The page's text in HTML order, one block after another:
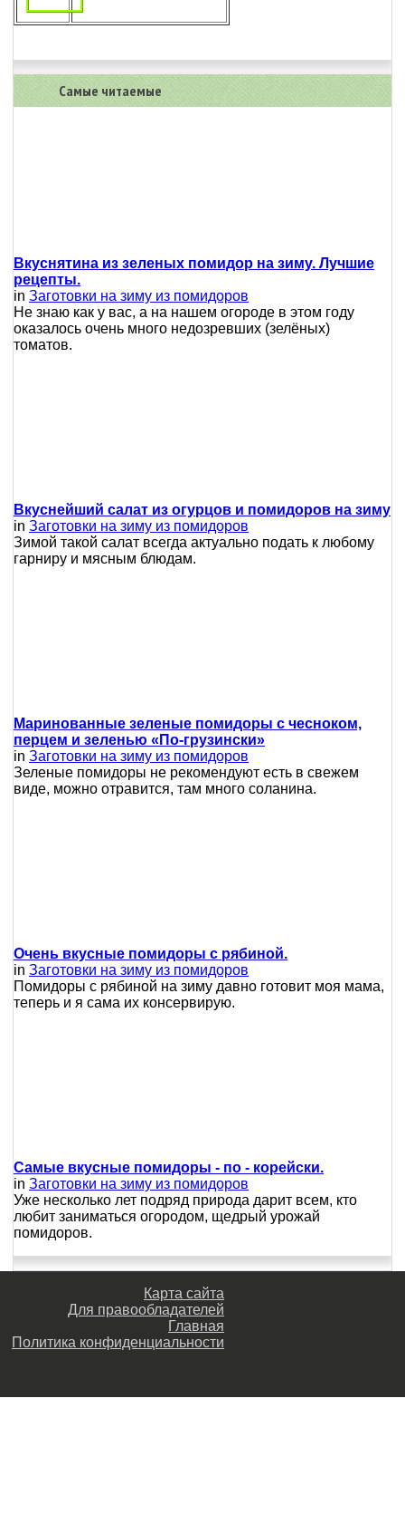
Самые читаемые
Вкуснятина из зеленых помидор на зиму. Лучшие
рецепты.
in Заготовки на зиму из помидоров
Не знаю как у вас, а на нашем огороде в этом году
оказалось очень много недозревших (зелёных)
томатов.
Вкуснейший салат из огурцов и помидоров на зиму
in Заготовки на зиму из помидоров
Зимой такой салат всегда актуально подать к любому
гарниру и мясным блюдам.
Маринованные зеленые помидоры с чесноком,
перцем и зеленью «По-грузински»
in Заготовки на зиму из помидоров
Зеленые помидоры не рекомендуют есть в свежем
виде, можно отравится, там много соланина.
Очень вкусные помидоры с рябиной.
in Заготовки на зиму из помидоров
Помидоры с рябиной на зиму давно готовит моя мама,
теперь и я сама их консервирую.
Самые вкусные помидоры - по - корейски.
in Заготовки на зиму из помидоров
Уже несколько лет подряд природа дарит всем, кто
любит заниматься огородом, щедрый урожай
помидоров.
Карта сайта
Для правообладателей
Главная
Политика конфиденциальности